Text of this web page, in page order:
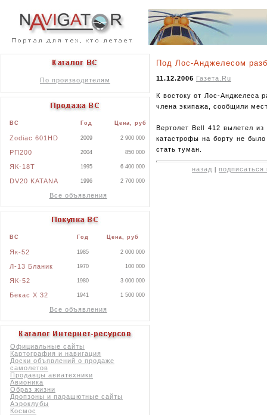
По производителям
ВС Год Цена, руб
Zodiac 601HD 2009 2 900 000
РП200 2004 850 000
ЯК-18Т 1995 6 400 000
DV20 KATANA 1996 2 700 000
Все объявления
ВС Год Цена, руб
Як-52 1985 2 000 000
Л-13 Бланик 1970 100 000
ЯК-52 1980 3 000 000
Бекас X 32 1941 1 500 000
Все объявления
Официальные сайты
Картография и навигация
Доски объявлений о продаже
самолетов
Продавцы авиатехники
Авионика
Образ жизни
Дропзоны и парашютные сайты
Аэроклубы
Космос
Под Лос-Анджелесом
11.12.2006 Газета.Ru
К востоку от Лос-Анджелеса
члена экипажа, сообщили
Вертолет Bell 412 вылетел
катастрофы на борту не
стать туман.
назад подписаться